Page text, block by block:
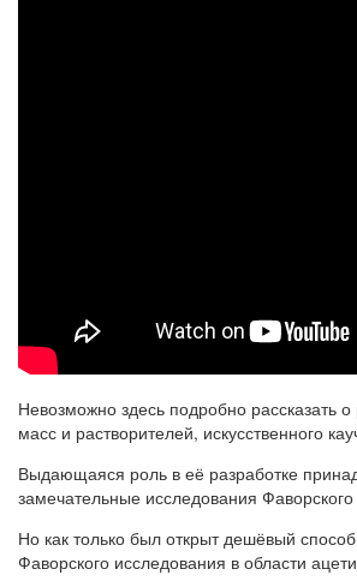
Невозможно здесь подробно рассказать
масс и растворителей, искусственного
Выдающаяся роль в её разработке
замечательные исследования
Но как только был открыт дешёвый
Фаворского исследования в области